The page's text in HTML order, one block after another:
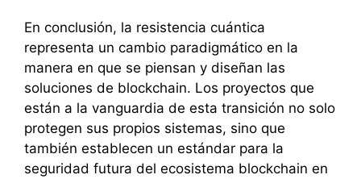
En conclusión, la resistencia cuántica
representa un cambio paradigmático en la
manera en que se piensan y diseñan las
soluciones de blockchain. Los proyectos que
están a la vanguardia de esta transición no solo
protegen sus propios sistemas, sino que
también establecen un estándar para la
seguridad futura del ecosistema blockchain en